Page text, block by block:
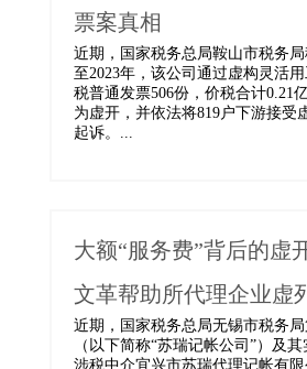
票案真相
近期，国家税务总局鞍山市税务
至2023年，该公司通过虚构灵活
税普通发票506份，价税合计0.21
为虚开，并依法将819户下游接
起诉。...
大额“服务费”背后的
文革帮助所代理企业虚
近期，国家税务总局无锡市税务
（以下简称“苏瑞记帐公司”）及
涉税中介宜兴市苏瑞代理记帐有